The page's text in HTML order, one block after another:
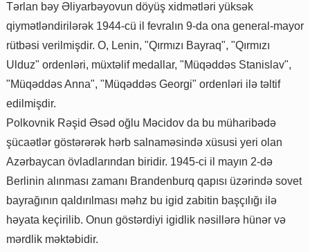
Tərlan bəy Əliyarbəyovun döyüş xidmətləri yüksək
qiymətləndirilərək 1944-cü il fevralın 9-da ona general-mayor
rütbəsi verilmişdir. O, Lenin, "Qırmızı Bayraq", "Qırmızı
Ulduz" ordenləri, müxtəlif medallar, "Müqəddəs Stanislav",
"Müqəddəs Anna", "Müqəddəs Georgi" ordenləri ilə təltif
edilmişdir.
Polkovnik Rəşid Əsəd oğlu Məcidov da bu müharibədə
şücaətlər göstərərək hərb salnaməsində xüsusi yeri olan
Azərbaycan övladlarından biridir. 1945-ci il mayın 2-də
Berlinin alınması zamanı Brandenburq qapısı üzərində sovet
bayrağının qaldırılması məhz bu igid zabitin başçılığı ilə
həyata keçirilib. Onun göstərdiyi igidlik nəsillərə hünər və
mərdlik məktəbidir.